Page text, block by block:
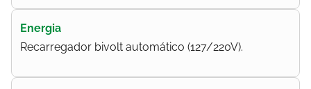
Energia
Recarregador bivolt automático (127/220V).